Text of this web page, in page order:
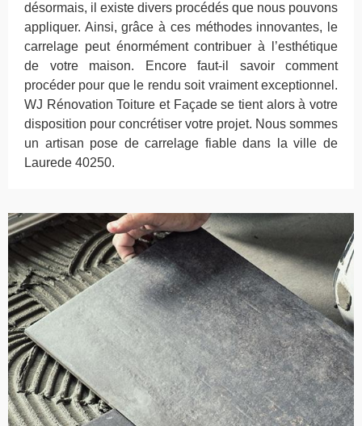
désormais, il existe divers procédés que nous pouvons
appliquer. Ainsi, grâce à ces méthodes innovantes, le
carrelage peut énormément contribuer à l’esthétique
de votre maison. Encore faut-il savoir comment
procéder pour que le rendu soit vraiment exceptionnel.
WJ Rénovation Toiture et Façade se tient alors à votre
disposition pour concrétiser votre projet. Nous sommes
un artisan pose de carrelage fiable dans la ville de
Laurede 40250.